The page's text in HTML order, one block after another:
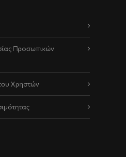
Προσωπικών
Χρηστών